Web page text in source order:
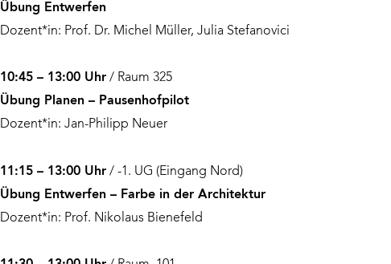
Übung Entwerfen
Dozent*in: Prof. Dr. Michel Müller, Julia Stefanovici
10:45 – 13:00 Uhr / Raum 325
Übung Planen – Pausenhofpilot
Dozent*in: Jan-Philipp Neuer
11:15 – 13:00 Uhr / -1. UG (Eingang Nord)
Übung Entwerfen – Farbe in der Architektur
Dozent*in: Prof. Nikolaus Bienefeld